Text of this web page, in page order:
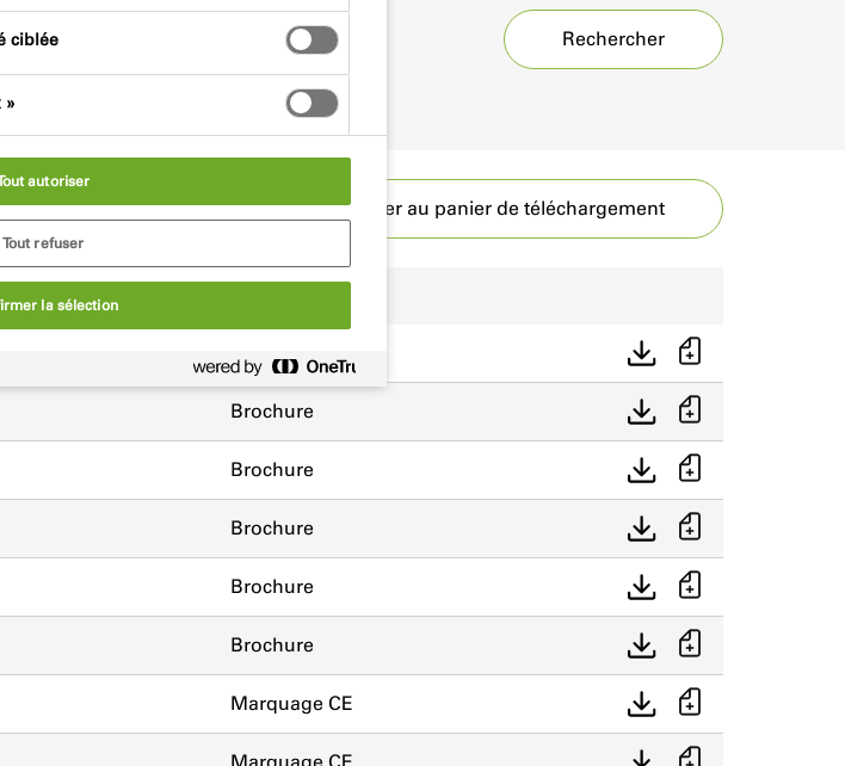
Rechercher
Accéder au panier de téléchargement
Brochure
Brochure
Brochure
Brochure
Brochure
Marquage CE
ciblée
»
autoriser
Tout refuser
la sélection